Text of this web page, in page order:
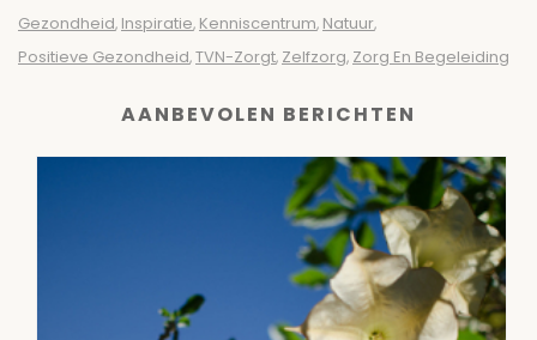
Gezondheid, Inspiratie, Kenniscentrum, Natuur,
Positieve Gezondheid,TVN-Zorgt, Zelfzorg, Zorg En Begeleiding
AANBEVOLEN BERICHTEN